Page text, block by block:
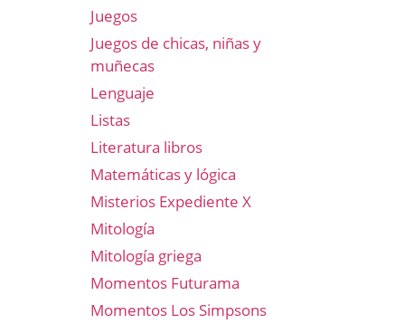
Juegos
Juegos de chicas, niñas y
muñecas
Lenguaje
Listas
Literatura libros
Matemáticas y lógica
Misterios Expediente X
Mitología
Mitología griega
Momentos Futurama
Momentos Los Simpsons